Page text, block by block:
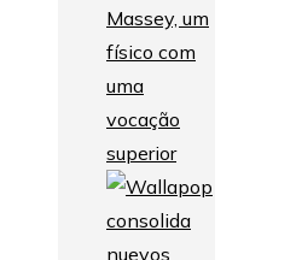
Massey, um
físico com
uma
vocação
superior